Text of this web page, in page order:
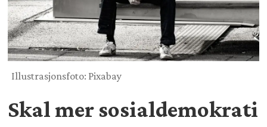
Illustrasjonsfoto: Pixabay
Skal mer sosialdemokrati